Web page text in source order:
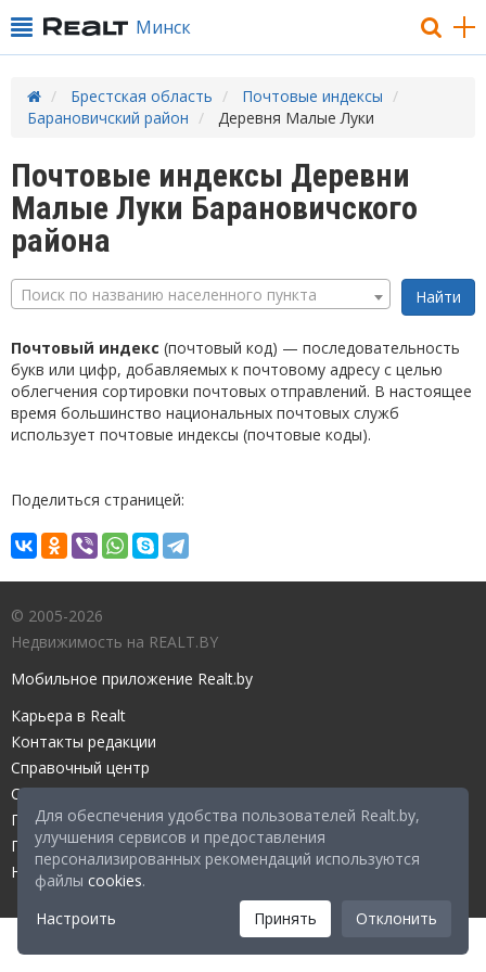
Для обеспечения удобства пользователей Realt.by,
улучшения сервисов и предоставления
персонализированных рекомендаций используются
файлы cookies.
Настроить
Принять Отклонить
Минск
Брестская область
Почтовые индексы
Барановичский район
Деревня Малые Луки
Почтовые индексы Деревни
Малые Луки Барановичского
района
Поиск по названию населенного пункта
Почтовый индекс (почтовый код) — последовательность
букв или цифр, добавляемых к почтовому адресу с целью
облегчения сортировки почтовых отправлений. В настоящее
время большинство национальных почтовых служб
использует почтовые индексы (почтовые коды).
Поделиться страницей:
© 2005-2026
Недвижимость на REALT.BY
Мобильное приложение Realt.by
Карьера в Realt
Контакты редакции
Справочный центр
Служба поддержки
Прейскурант
Правовые документы
Настройка файлов cookies